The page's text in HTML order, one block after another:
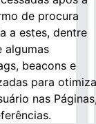
de procura
a estes, dentre
algumas
beacons e
para
nas